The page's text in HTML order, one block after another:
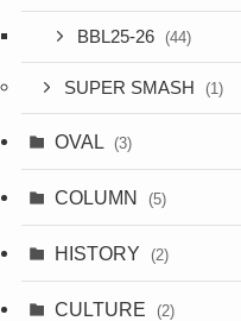
BBL25-26 (44)
SUPER SMASH (1)
OVAL (3)
COLUMN (5)
HISTORY (2)
CULTURE (2)